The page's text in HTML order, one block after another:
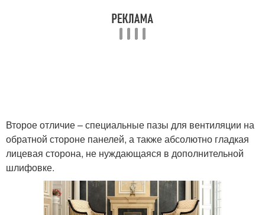
Второе отличие – специальные пазы для вентиляции на
обратной стороне панелей, а также абсолютно гладкая
лицевая сторона, не нуждающаяся в дополнительной
шлифовке.